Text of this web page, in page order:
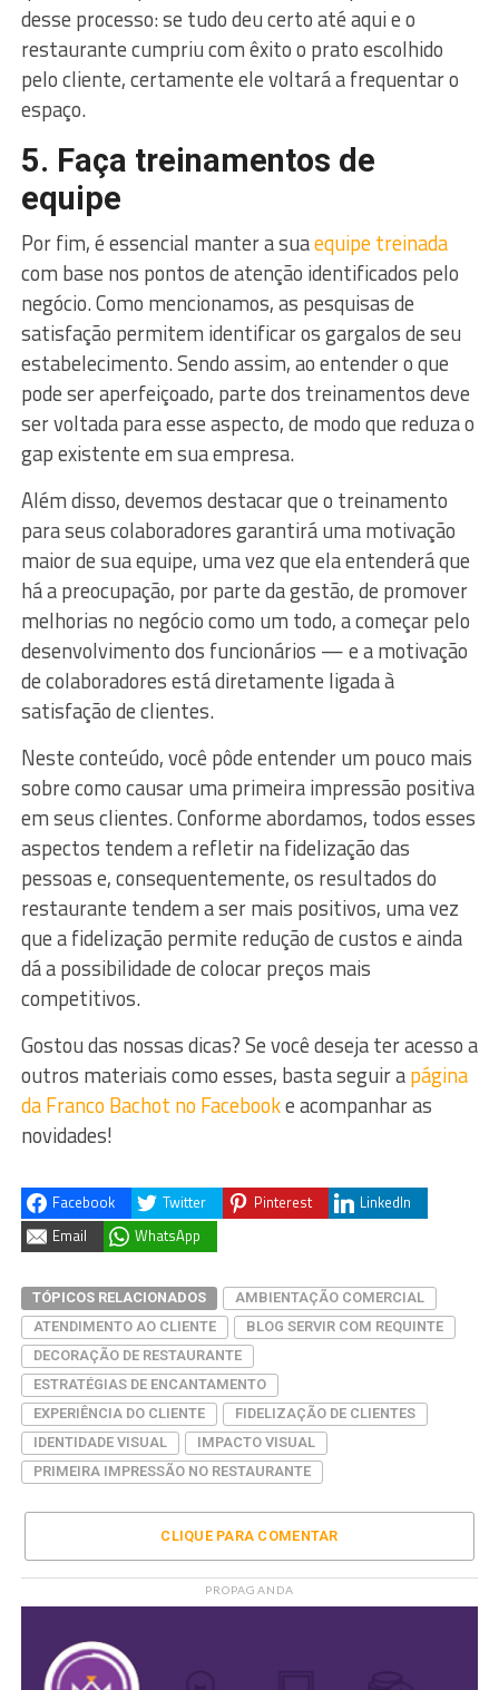
desse processo: se tudo deu certo até aqui e o
restaurante cumpriu com êxito o prato escolhido
pelo cliente, certamente ele voltará a frequentar o
espaço.
5. Faça treinamentos de
equipe
Por fim, é essencial manter a suaequipe treinada
com base nos pontos de atenção identificados pelo
negócio. Como mencionamos, as pesquisas de
satisfação permitem identificar os gargalos de seu
estabelecimento. Sendo assim, ao entender o que
pode ser aperfeiçoado, parte dos treinamentos deve
ser voltada para esse aspecto, de modo que reduza o
gap existente em sua empresa.
Além disso, devemos destacar que o treinamento
para seus colaboradores garantirá uma motivação
maior de sua equipe, uma vez que ela entenderá que
há a preocupação, por parte da gestão, de promover
melhorias no negócio como um todo, a começar pelo
desenvolvimento dos funcionários — e a motivação
de colaboradores está diretamente ligada à
satisfação de clientes.
Neste conteúdo, você pôde entender um pouco mais
sobre como causar uma primeira impressão positiva
em seus clientes. Conforme abordamos, todos esses
aspectos tendem a refletir na fidelização das
pessoas e, consequentemente, os resultados do
restaurante tendem a ser mais positivos, uma vez
que a fidelização permite redução de custos e ainda
dá a possibilidade de colocar preços mais
competitivos.
Gostou das nossas dicas? Se você deseja ter acesso a
outros materiais como esses, basta seguir apágina
da Franco Bachot no Facebooke acompanhar as
novidades!
Facebook Twitter Pinterest
LinkedIn
Email
WhatsApp
TÓPICOS RELACIONADOS
AMBIENTAÇÃO COMERCIAL
ATENDIMENTO AO CLIENTE
BLOG SERVIR COM REQUINTE
DECORAÇÃO DE RESTAURANTE
ESTRATÉGIAS DE ENCANTAMENTO
EXPERIÊNCIA DO CLIENTE
FIDELIZAÇÃO DE CLIENTES
IDENTIDADE VISUAL
IMPACTO VISUAL
PRIMEIRA IMPRESSÃO NO RESTAURANTE
CLIQUE PARA COMENTAR
PROPAGANDA